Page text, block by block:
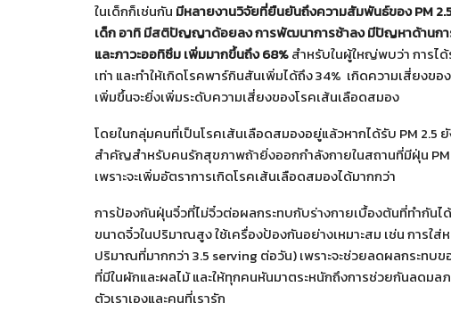
ในเด็กก็เช่นกัน มีหลายงานวิจัยที่ยืนยันถึงความสัมพันธ์ของ PM
เด็ก อาทิ มีสติปัญญาด้อยลง การพัฒนาการช้าลง มีปัญหาด้านกา
และภาวะออทิซึม เพิ่มมากขึ้นถึง 68%สำหรับในผู้ใหญ่พบว่า การได้
เท่า และทำให้เกิดโรคพาร์กินสันเพิ่มได้ถึง 34% เกิดความเสี่ยงข
เพิ่มขึ้นจะยิ่งเพิ่มระดับความเสี่ยงของโรคเส้นเลือดสมอง
โดยในกลุ่มคนที่เป็นโรคเส้นเลือดสมองอยู่แล้วหากได้รับ PM
สำคัญสำหรับคนรักสุขภาพถ้ายิ่งออกกำลังกายในสถานที่มีฝุ่น
เพราะจะเพิ่มอัตราการเกิดโรคเส้นเลือดสมองได้มากกว่า
การป้องกันฝุ่นจิ๋วที่ไม่จิ๋วต่อผลกระทบกับร่างกายเบื้องต้นที่ทำกันไ
ขนาดจิ๋วในปริมาณสูง ใช้เครื่องป้องกันอย่างเหมาะสม เช่น การใ
ปริมาณที่มากกว่า 3.5 serving ต่อวัน) เพราะจะช่วยลดผลกระทบ
ที่มีในผักและผลไม้ และให้ทุกคนหันมาตระหนักถึงการช่วยกันลดม
ตัวเราเองและคนที่เรารัก